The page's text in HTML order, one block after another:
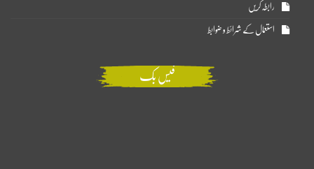
رابطہ کریں
استعمال کے شرائط و ضوابط
فیس بک